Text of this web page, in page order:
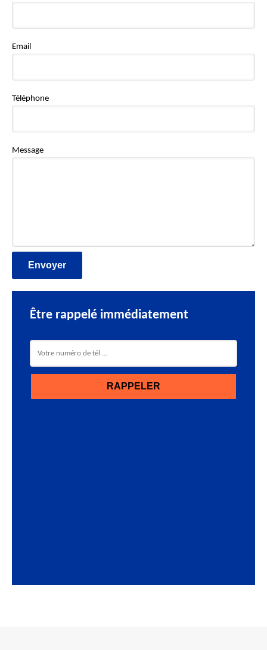
Email
Téléphone
Message
Être rappelé immédiatement